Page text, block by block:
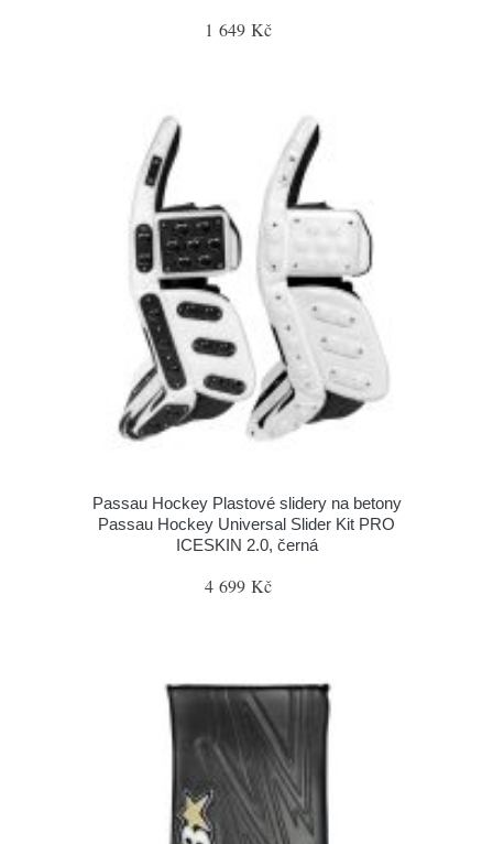
1 649 Kč
Passau Hockey Plastové slidery na betony
Passau Hockey Universal Slider Kit PRO
ICESKIN 2.0, černá
4 699 Kč